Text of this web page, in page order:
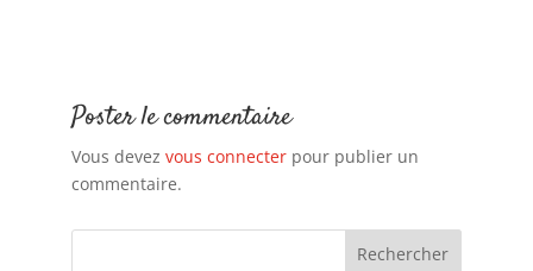
Poster le commentaire
Vous devez vous connecterpour publier un
commentaire.